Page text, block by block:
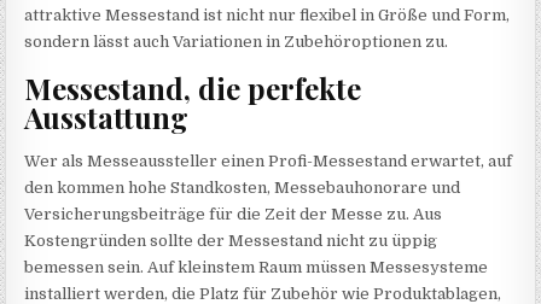
attraktive Messestand ist nicht nur flexibel in Größe und Form,
sondern lässt auch Variationen in Zubehöroptionen zu.
Messestand, die perfekte
Ausstattung
Wer als Messeaussteller einen Profi-Messestand erwartet, auf
den kommen hohe Standkosten, Messebauhonorare und
Versicherungsbeiträge für die Zeit der Messe zu. Aus
Kostengründen sollte der Messestand nicht zu üppig
bemessen sein. Auf kleinstem Raum müssen Messesysteme
installiert werden, die Platz für Zubehör wie Produktablagen,